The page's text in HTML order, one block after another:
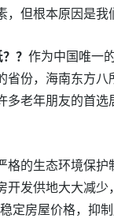
但根本原因是我
？ 作为中国唯一
份，海南东方
多老年朋友的首
格的生态环境保
发供地大大减
定房屋价格，抑